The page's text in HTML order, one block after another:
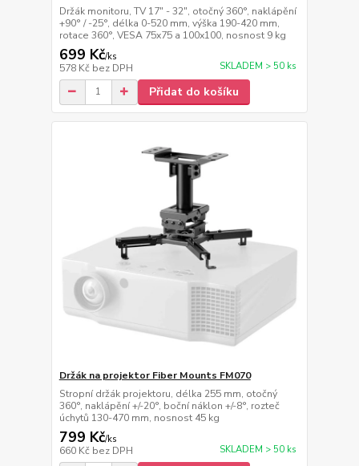
Držák monitoru, TV 17" - 32", otočný 360°, naklápění
+90° / -25°, délka 0-520 mm, výška 190-420 mm,
rotace 360°, VESA 75x75 a 100x100, nosnost 9 kg
699 Kč/ks
578 Kč bez DPH SKLADEM > 50 ks
Přidat do košíku
Držák na projektor Fiber Mounts FM070
Stropní držák projektoru, délka 255 mm, otočný
360°, naklápění +/-20°, boční náklon +/-8°, rozteč
úchytů 130-470 mm, nosnost 45 kg
799 Kč/ks
660 Kč bez DPH SKLADEM > 50 ks